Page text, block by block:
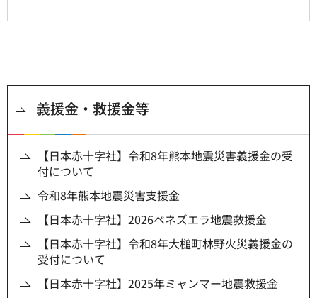
義援金・救援金等
【日本赤十字社】令和8年熊本地震災害義援金の受
付について
令和8年熊本地震災害支援金
【日本赤十字社】2026ベネズエラ地震救援金
【日本赤十字社】令和8年大槌町林野火災義援金の
受付について
【日本赤十字社】2025年ミャンマー地震救援金